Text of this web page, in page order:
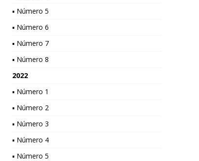
▪ Número 5
▪ Número 6
▪ Número 7
▪ Número 8
2022
▪ Número 1
▪ Número 2
▪ Número 3
▪ Número 4
▪ Número 5